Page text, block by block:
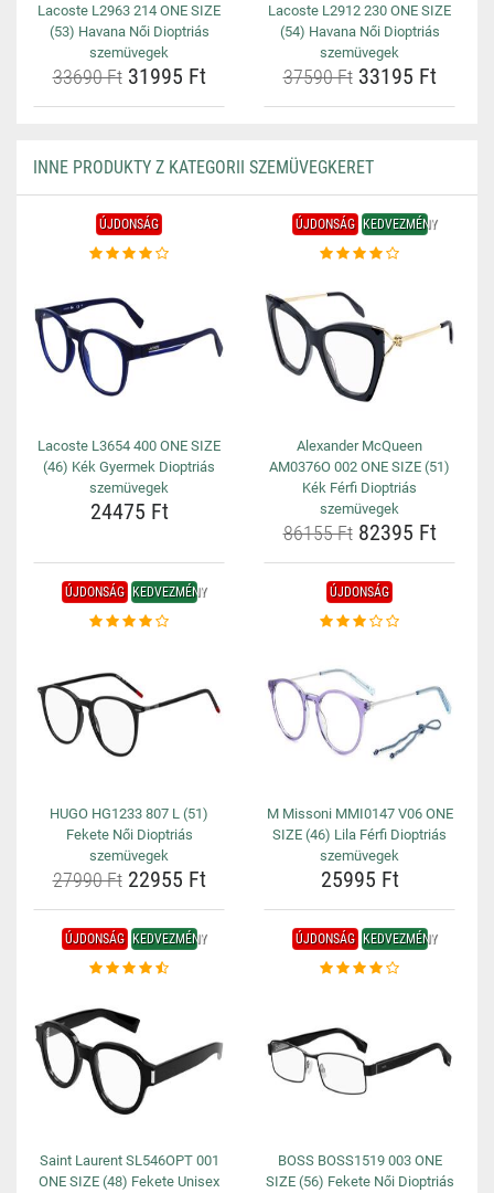
Lacoste L2963 214 ONE SIZE
(53) Havana Női Dioptriás
szemüvegek
33690 Ft31995 Ft
Lacoste L2912 230 ONE SIZE
(54) Havana Női Dioptriás
szemüvegek
37590 Ft33195 Ft
INNE PRODUKTY Z KATEGORII SZEMÜVEGKERET
ÚJDONSÁG
Lacoste L3654 400 ONE SIZE
(46) Kék Gyermek Dioptriás
szemüvegek
24475 Ft
ÚJDONSÁG KEDVEZMÉNY
Alexander McQueen
AM0376O 002 ONE SIZE (51)
Kék Férfi Dioptriás
szemüvegek
86155 Ft82395 Ft
ÚJDONSÁG KEDVEZMÉNY
HUGO HG1233 807 L (51)
Fekete Női Dioptriás
szemüvegek
27990 Ft22955 Ft
ÚJDONSÁG
M Missoni MMI0147 V06 ONE
SIZE (46) Lila Férfi Dioptriás
szemüvegek
25995 Ft
ÚJDONSÁG KEDVEZMÉNY
Saint Laurent SL546OPT 001
ONE SIZE (48) Fekete Unisex
ÚJDONSÁG KEDVEZMÉNY
BOSS BOSS1519 003 ONE
SIZE (56) Fekete Női Dioptriás